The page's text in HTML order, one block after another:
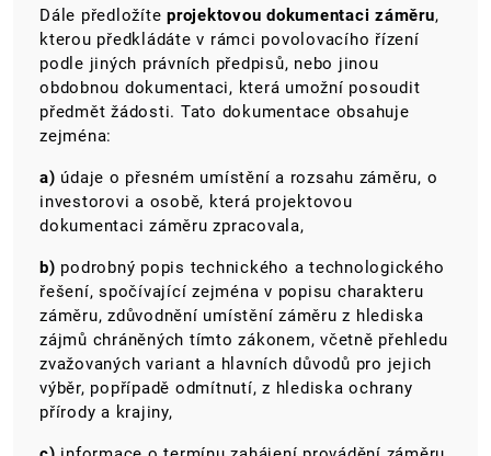
Dále předložíte projektovou dokumentaci záměru,
kterou předkládáte v rámci povolovacího řízení
podle jiných právních předpisů, nebo jinou
obdobnou dokumentaci, která umožní posoudit
předmět žádosti. Tato dokumentace obsahuje
zejména:
a) údaje o přesném umístění a rozsahu záměru, o
investorovi a osobě, která projektovou
dokumentaci záměru zpracovala,
b) podrobný popis technického a technologického
řešení, spočívající zejména v popisu charakteru
záměru, zdůvodnění umístění záměru z hlediska
zájmů chráněných tímto zákonem, včetně přehledu
zvažovaných variant a hlavních důvodů pro jejich
výběr, popřípadě odmítnutí, z hlediska ochrany
přírody a krajiny,